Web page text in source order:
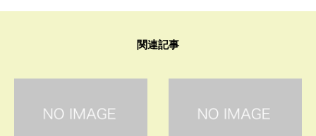
関連記事